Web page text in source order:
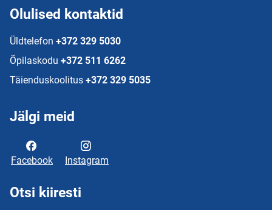
Olulised kontaktid
Üldtelefon +372 329 5030
Õpilaskodu +372 511 6262
Täienduskoolitus +372 329 5035
Jälgi meid
Facebook Instagram
Otsi kiiresti